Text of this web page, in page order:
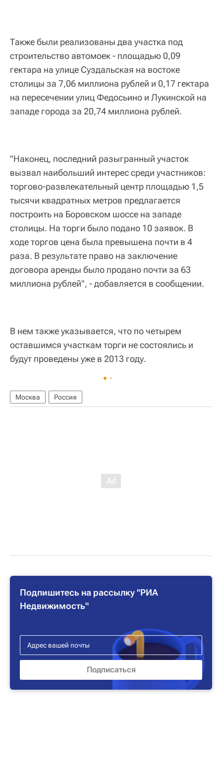
Также были реализованы два участка под
строительство автомоек - площадью 0,09
гектара на улице Суздальская на востоке
столицы за 7,06 миллиона рублей и 0,17 гектара
на пересечении улиц Федосьино и Лукинской на
западе города за 20,74 миллиона рублей.
"Наконец, последний разыгранный участок
вызвал наибольший интерес среди участников:
торгово-развлекательный центр площадью 1,5
тысячи квадратных метров предлагается
построить на Боровском шоссе на западе
столицы. На торги было подано 10 заявок. В
ходе торгов цена была превышена почти в 4
раза. В результате право на заключение
договора аренды было продано почти за 63
миллиона рублей", - добавляется в сообщении.
В нем также указывается, что по четырем
оставшимся участкам торги не состоялись и
будут проведены уже в 2013 году.
Москва Россия
Подпишитесь на рассылку "РИА
Недвижимость"